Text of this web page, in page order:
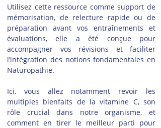
Utilisez cette ressource comme support de
mémorisation, de relecture rapide ou de
préparation avant vos entraînements et
évaluations, elle a été conçue pour
accompagner vos révisions et faciliter
l’intégration des notions fondamentales en
Naturopathie.
Ici, vous allez notamment revoir les
multiples bienfaits de la vitamine C, son
rôle crucial dans notre organisme, et
comment en tirer le meilleur parti pour